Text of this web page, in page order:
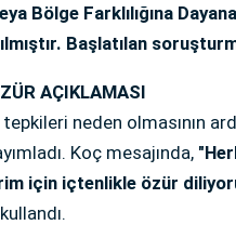
Bölge Farklılığına
Başlatılan
AÇIKLAMASI
neden olmasının
Koç mesajında,
için içtenlikle özür